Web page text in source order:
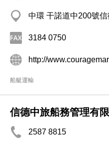
中環 干諾道中200號
3184 0750
http://
船艇運輸
信德中旅船務管理有
2587 8815